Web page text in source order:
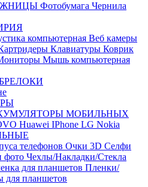
Фотобумага Чернила
компьютерная Веб камеры
Клавиатуры Коврик
Мышь компьютерная
МОБИЛЬНЫХ
Huawei IPhone LG Nokia
телефонов Очки 3D Селфи
фото Чехлы/Накладки/Стекла
для планшетов Пленки/
для планшетов